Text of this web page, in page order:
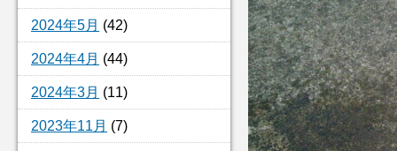
2024年5月 (42)
2024年4月 (44)
2024年3月 (11)
2023年11月 (7)